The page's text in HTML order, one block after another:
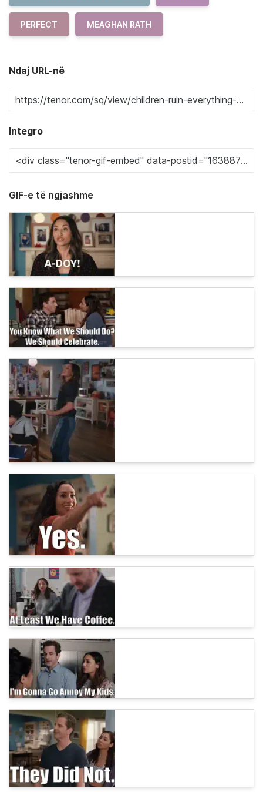
PERFECT MEAGHAN RATH
Ndaj URL-në
Integro
GIF-e të ngjashme